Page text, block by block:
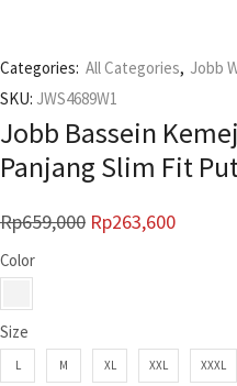
Categories: All Categories, Jobb
SKU: JWS4689W1
Jobb Bassein
Panjang Slim Fit
Rp659,000 Rp263,600
Color
Size
L M XL XXL XXXL